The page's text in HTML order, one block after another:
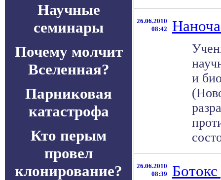
Научные
семинары
Почему молчит
Вселенная?
Парниковая
катастрофа
Кто перым
провел
клонирование?
26.06.2010
08:42
и
26.06.2010
08:39